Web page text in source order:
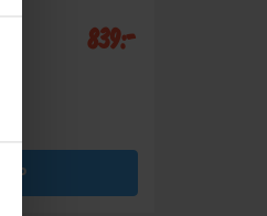
839:-
KÖP